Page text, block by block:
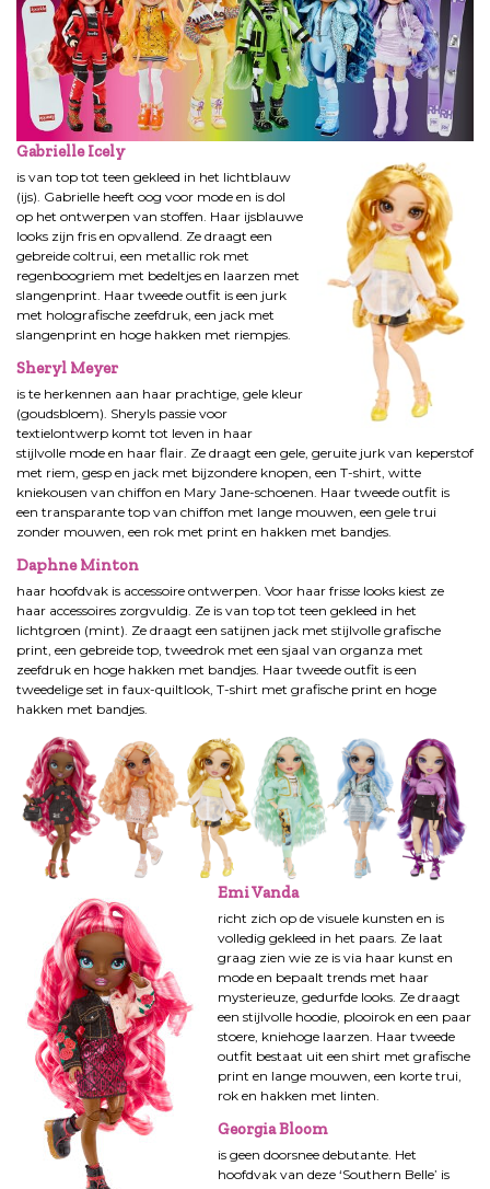
Gabrielle Icely
is van top tot teen gekleed in het lichtblauw
(ijs). Gabrielle heeft oog voor mode en is dol
op het ontwerpen van stoffen. Haar ijsblauwe
looks zijn fris en opvallend. Ze draagt een
gebreide coltrui, een metallic rok met
regenboogriem met bedeltjes en laarzen met
slangenprint. Haar tweede outfit is een jurk
met holografische zeefdruk, een jack met
slangenprint en hoge hakken met riempjes.
Sheryl Meyer
is te herkennen aan haar prachtige, gele kleur
(goudsbloem). Sheryls passie voor
textielontwerp komt tot leven in haar
stijlvolle mode en haar flair. Ze draagt een gele, geruite jurk van keperstof
met riem, gesp en jack met bijzondere knopen, een T-shirt, witte
kniekousen van chiffon en Mary Jane-schoenen. Haar tweede outfit is
een transparante top van chiffon met lange mouwen, een gele trui
zonder mouwen, een rok met print en hakken met bandjes.
Daphne Minton
haar hoofdvak is accessoire ontwerpen. Voor haar frisse looks kiest ze
haar accessoires zorgvuldig. Ze is van top tot teen gekleed in het
lichtgroen (mint). Ze draagt een satijnen jack met stijlvolle grafische
print, een gebreide top, tweedrok met een sjaal van organza met
zeefdruk en hoge hakken met bandjes. Haar tweede outfit is een
tweedelige set in faux-quiltlook, T-shirt met grafische print en hoge
hakken met bandjes.
Emi Vanda
richt zich op de visuele kunsten en is
volledig gekleed in het paars. Ze laat
graag zien wie ze is via haar kunst en
mode en bepaalt trends met haar
mysterieuze, gedurfde looks. Ze draagt
een stijlvolle hoodie, plooirok en een paar
stoere, kniehoge laarzen. Haar tweede
outfit bestaat uit een shirt met grafische
print en lange mouwen, een korte trui,
rok en hakken met linten.
Georgia Bloom
is geen doorsnee debutante. Het
hoofdvak van deze ‘Southern Belle’ is